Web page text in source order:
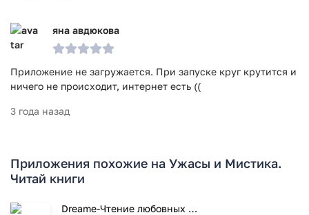
яна авдюкова
Приложение не загружается. При запуске круг крутится и
ничего не происходит, интернет есть ((
3 года назад
Приложения похожие на Ужасы и Мистика.
Читай книги
Dreame-Чтение любовных романов